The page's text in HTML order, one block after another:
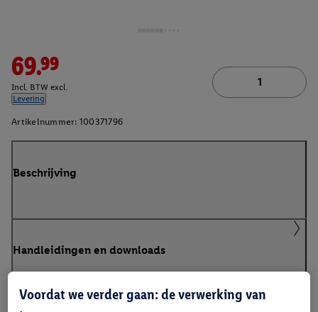
69.99
Incl. BTW excl.
Levering
Artikelnummer: 100371796
Beschrijving
Handleidingen en downloads
Voordat we verder gaan: de verwerking van